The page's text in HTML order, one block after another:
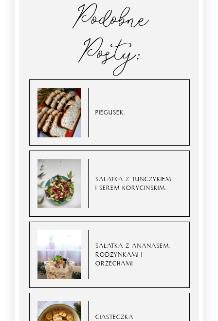
Podobne
Posty:
PIEGUSEK.
SAŁATKA Z TUŃCZYKIEM
I SEREM KORYCIŃSKIM.
SAŁATKA Z ANANASEM,
RODZYNKAMI I
ORZECHAMI
CIASTECZKA